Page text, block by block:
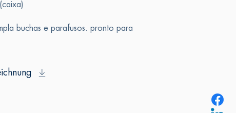
buchas e parafusos. pronto para